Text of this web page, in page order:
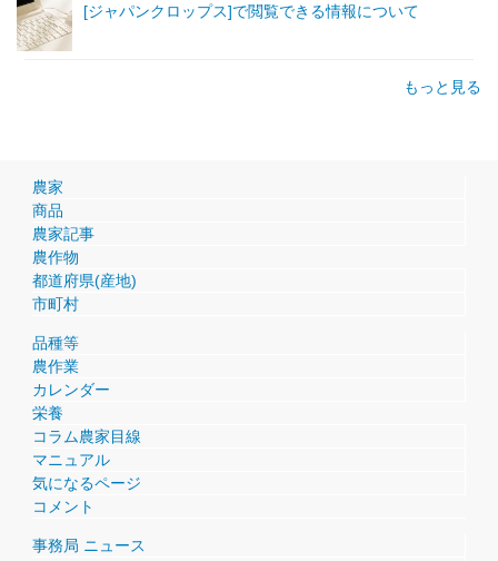
[ジャパンクロップス]で閲覧できる情報について
もっと見る
農家
商品
農家記事
農作物
都道府県(産地)
市町村
品種等
農作業
カレンダー
栄養
コラム農家目線
マニュアル
気になるページ
コメント
事務局 ニュース